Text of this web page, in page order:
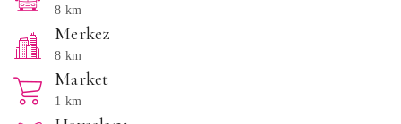
8 km
Merkez
8 km
Market
1 km